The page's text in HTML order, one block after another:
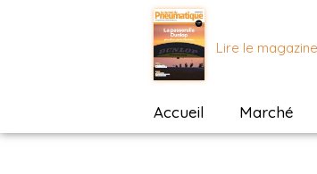
Lire le magazine
Accueil Marché